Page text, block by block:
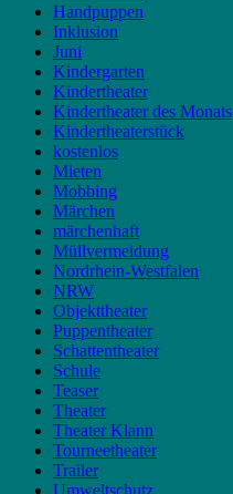
Handpuppen
Inklusion
Juni
Kindergarten
Kindertheater
Kindertheater des Monats
Kindertheaterstück
kostenlos
Mieten
Mobbing
Märchen
märchenhaft
Müllvermeidung
Nordrhein-Westfalen
NRW
Objekttheater
Puppentheater
Schattentheater
Schule
Teaser
Theater
Theater Klann
Tourneetheater
Trailer